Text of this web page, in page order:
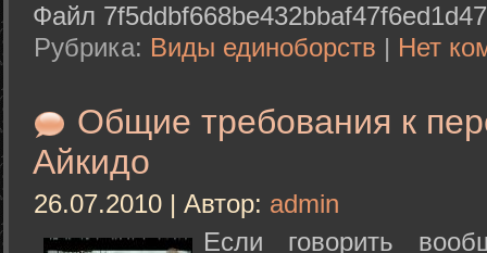
Файл
Рубрика: Виды единоборств | Нет
Общие требования к
Айкидо
26.07.2010 | Автор: admin
Если говорить